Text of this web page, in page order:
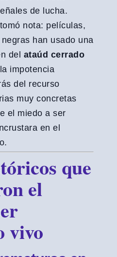
de lucha.
nota: películas,
han usado una
del ataúd cerrado
impotencia
del recurso
muy concretas
el miedo a ser
en el
que
el
vivo